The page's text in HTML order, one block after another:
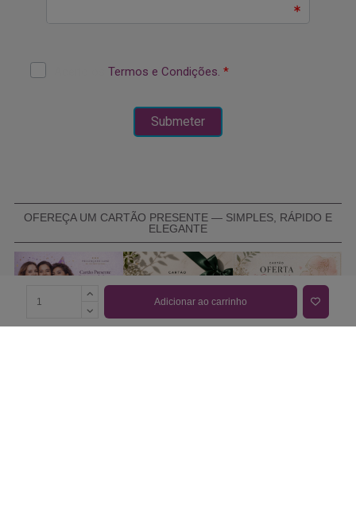
Adicionar ao carrinho
OFEREÇA UM CARTÃO PRESENTE — SIMPLES, RÁPIDO E
ELEGANTE